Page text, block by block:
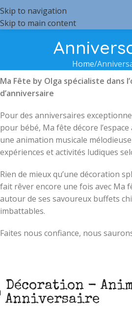
Skip to navigation
Skip to main content
Home
Ma Fête by Olga spécialiste dans
d’anniversaire
Pour des anniversaires
pour bébé, Ma fête décore
une animation musicale
expériences et activités ludiques
Rien de mieux qu’une décoration
fait rêver encore une fois avec Ma
autour de ses savoureux buffets
imbattables.
Faites nous confiance, nous
Décoration -
Anniversaire